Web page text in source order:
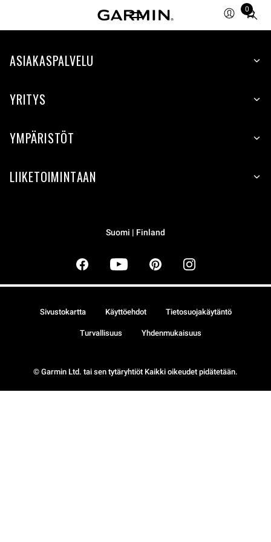
0
Total
items
cart:
ASIAKASPALVELU
YRITYS
YMPÄRISTÖT
LIIKETOIMINTAAN
Suomi | Finland
© Garmin Ltd. tai sen tytäryhtiöt Kaikki oikeudet pidätetään.
Sivustokartta Käyttöehdot Tietosuojakäytäntö
Turvallisuus Yhdenmukaisuus